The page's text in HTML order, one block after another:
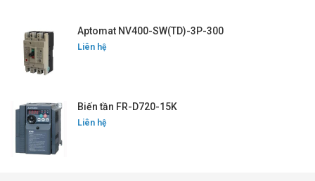
Aptomat NV400-SW(TD)-3P-300
Liên hệ
Biến tần FR-D720-15K
Liên hệ